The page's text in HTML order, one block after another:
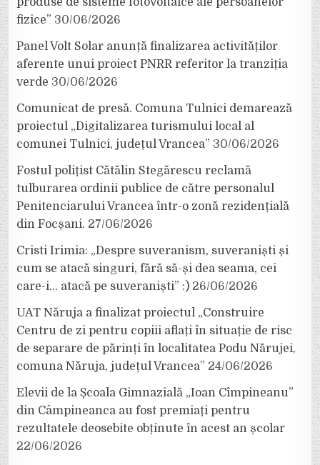
fizice” 30/06/2026
Panel Volt Solar anunță finalizarea activităților
aferente unui proiect PNRR referitor la tranziția
verde 30/06/2026
Comunicat de presă. Comuna Tulnici demarează
proiectul „Digitalizarea turismului local al
comunei Tulnici, județul Vrancea” 30/06/2026
Fostul polițist Cătălin Stegărescu reclamă
tulburarea ordinii publice de către personalul
Penitenciarului Vrancea într-o zonă rezidențială
din Focșani. 27/06/2026
Cristi Irimia: „Despre suveranism, suveraniști și
cum se atacă singuri, fără să-și dea seama, cei
care-i… atacă pe suveraniști” :) 26/06/2026
UAT Năruja a finalizat proiectul „Construire
Centru de zi pentru copiii aflați în situație de risc
de separare de părinți în localitatea Podu Nărujei,
comuna Năruja, județul Vrancea” 24/06/2026
Elevii de la Școala Gimnazială „Ioan Cîmpineanu”
din Câmpineanca au fost premiați pentru
rezultatele deosebite obținute în acest an școlar
22/06/2026